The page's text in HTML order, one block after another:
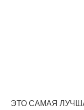
ЭТО САМАЯ